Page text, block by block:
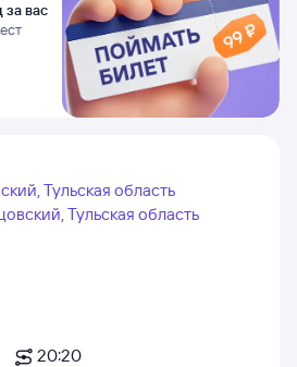
за вас
Тульская область
Тульская область
20:20